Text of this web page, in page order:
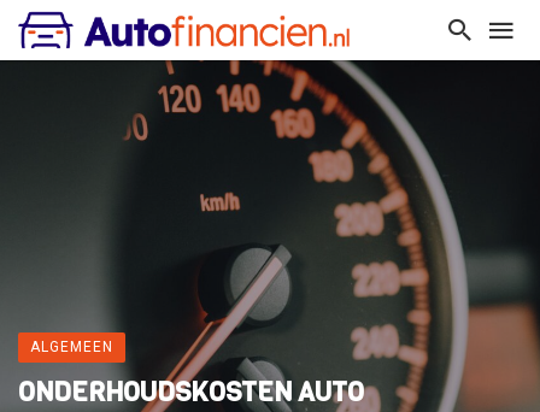
ALGEMEEN
ONDERHOUDSKOSTEN AUTO